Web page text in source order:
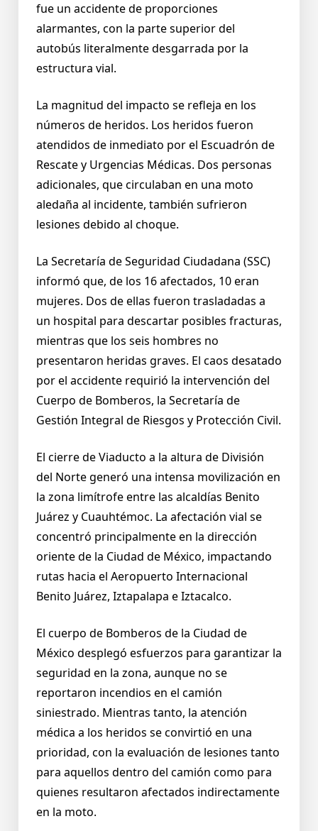
fue un accidente de proporciones
alarmantes, con la parte superior del
autobús literalmente desgarrada por la
estructura vial.
La magnitud del impacto se refleja en los
números de heridos. Los heridos fueron
atendidos de inmediato por el Escuadrón de
Rescate y Urgencias Médicas. Dos personas
adicionales, que circulaban en una moto
aledaña al incidente, también sufrieron
lesiones debido al choque.
La Secretaría de Seguridad Ciudadana (SSC)
informó que, de los 16 afectados, 10 eran
mujeres. Dos de ellas fueron trasladadas a
un hospital para descartar posibles fracturas,
mientras que los seis hombres no
presentaron heridas graves. El caos desatado
por el accidente requirió la intervención del
Cuerpo de Bomberos, la Secretaría de
Gestión Integral de Riesgos y Protección Civil.
El cierre de Viaducto a la altura de División
del Norte generó una intensa movilización en
la zona limítrofe entre las alcaldías Benito
Juárez y Cuauhtémoc. La afectación vial se
concentró principalmente en la dirección
oriente de la Ciudad de México, impactando
rutas hacia el Aeropuerto Internacional
Benito Juárez, Iztapalapa e Iztacalco.
El cuerpo de Bomberos de la Ciudad de
México desplegó esfuerzos para garantizar la
seguridad en la zona, aunque no se
reportaron incendios en el camión
siniestrado. Mientras tanto, la atención
médica a los heridos se convirtió en una
prioridad, con la evaluación de lesiones tanto
para aquellos dentro del camión como para
quienes resultaron afectados indirectamente
en la moto.